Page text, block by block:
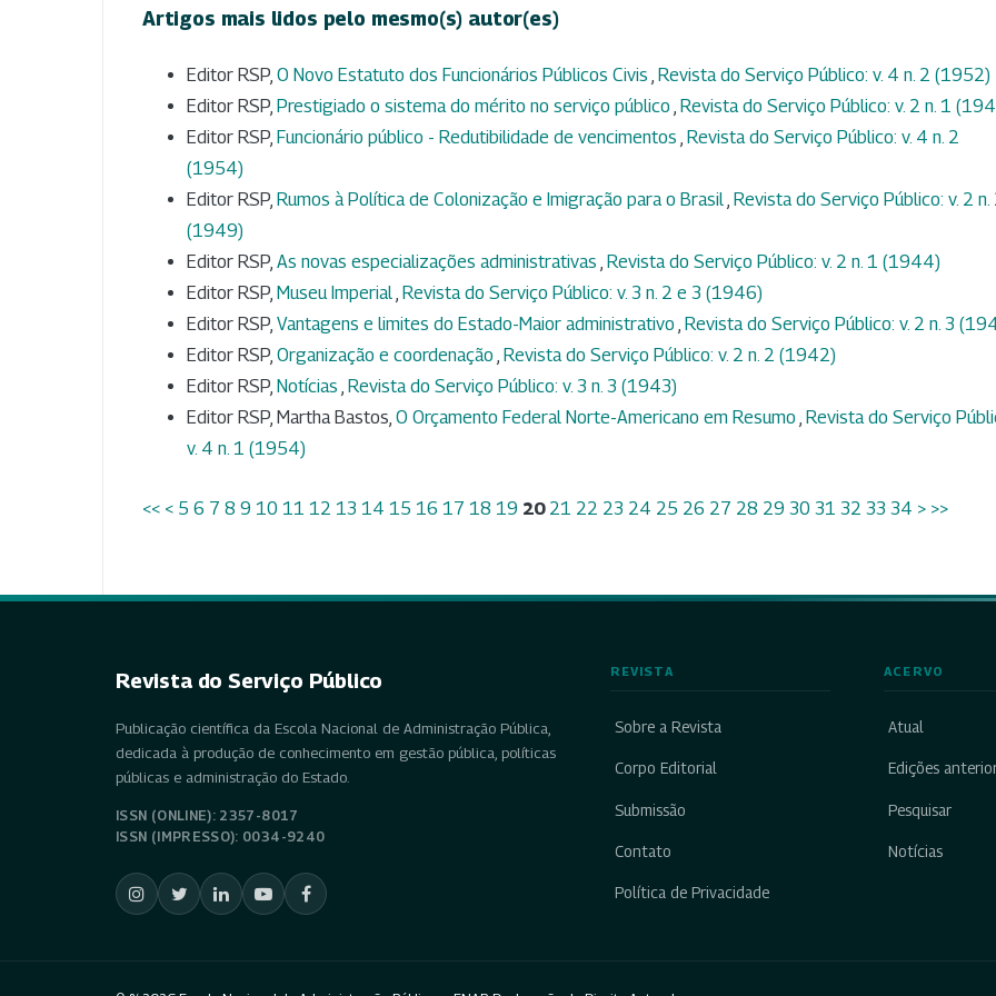
Artigos mais lidos pelo mesmo(s) autor(es)
Editor RSP, O Novo Estatuto dos Funcionários Públicos Civis , Revista do Serviço Público: v. 4 n. 2 (1952)
Editor RSP, Prestigiado o sistema do mérito no serviço público , Revista do Serviço Público: v. 2 n. 1
Editor RSP, Funcionário público - Redutibilidade de vencimentos , Revista do Serviço Público: v. 4 n. 2
(1954)
Editor RSP, Rumos à Política de Colonização e Imigração para o Brasil, Revista do Serviço Público: v. 2 n.
(1949)
Editor RSP, As novas especializações administrativas , Revista do Serviço Público: v. 2 n. 1 (1944)
Editor RSP, Museu Imperial, Revista do Serviço Público: v. 3 n. 2 e 3 (1946)
Editor RSP, Vantagens e limites do Estado-Maior administrativo , Revista do Serviço Público: v. 2 n. 3
Editor RSP, Organização e coordenação , Revista do Serviço Público: v. 2 n. 2 (1942)
Editor RSP, Notícias , Revista do Serviço Público: v. 3 n. 3 (1943)
Editor RSP, Martha Bastos, O Orçamento Federal Norte-Americano em Resumo , Revista do Serviço
v. 4 n. 1 (1954)
<< < 5 6 7 8 9 10 11 12 13 14 15 16 17 18 19 20 21 22 23 24 25 26 27 28 29 30 31 32 33 34 > >>
Revista do Serviço Público
Publicação científica da Escola Nacional de Administração Pública,
dedicada à produção de conhecimento em gestão pública, políticas
públicas e administração do Estado.
ISSN (ONLINE): 2357-8017
ISSN (IMPRESSO): 0034-9240
REVISTA
Sobre a Revista
Corpo Editorial
Submissão
Contato
Política de Privacidade
ACERVO
Atual
Edições
Pesquisar
Notícias